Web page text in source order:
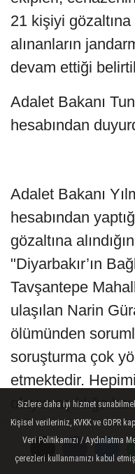
21 kişiyi gözaltına
alınanların
devam ettiği
Adalet Bakanı
hesabından
Adalet Bakanı
hesabından
gözaltına
"Diyarbakır’ın
Tavşantepe
ulaşılan Narin
ölümünden
soruşturma çok
etmektedir.
olayın açıklığa
Cumhuriyet
yürütülen
Sizlere daha iyi hizmet
Kişisel verileriniz, KVKK ve GDPR
Veri Politikamızı / Aydınlatma
çerezleri kullanmamızı kabul etmiş